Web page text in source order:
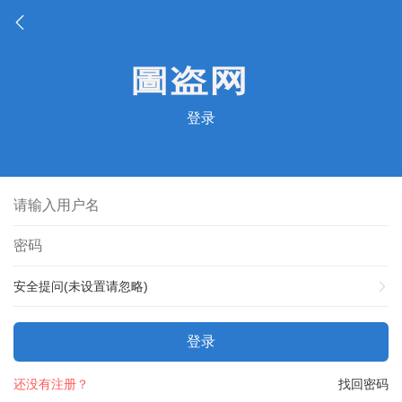
登录
安全提问(未设置请忽略)
登录
找回密码
还没有注册？